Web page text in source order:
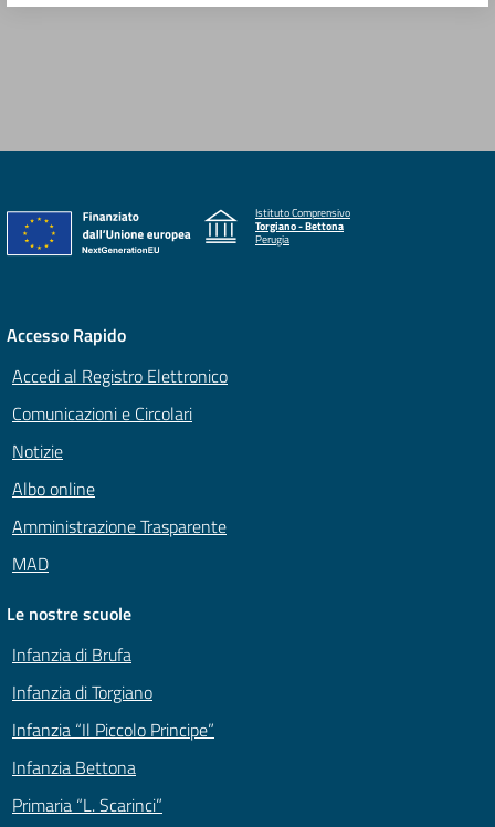
Istituto Comprensivo
Torgiano - Bettona
Perugia
Accesso Rapido
Accedi al Registro Elettronico
Comunicazioni e Circolari
Notizie
Albo online
Amministrazione Trasparente
MAD
Le nostre scuole
Infanzia di Brufa
Infanzia di Torgiano
Infanzia “Il Piccolo Principe”
Infanzia Bettona
Primaria “L. Scarinci”